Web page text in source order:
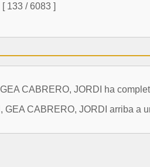
[ 133 / 6083 ]
CABRERO, JORDI ha
GEA CABRERO, JORDI arriba a